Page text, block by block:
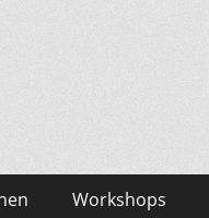
Workshops